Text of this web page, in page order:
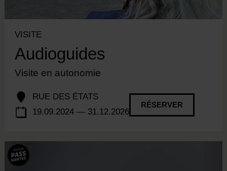
VISITE
Audioguides
Visite en autonomie
RUE DES ÉTATS
19.09.2024 — 31.12.2026
RÉSERVER